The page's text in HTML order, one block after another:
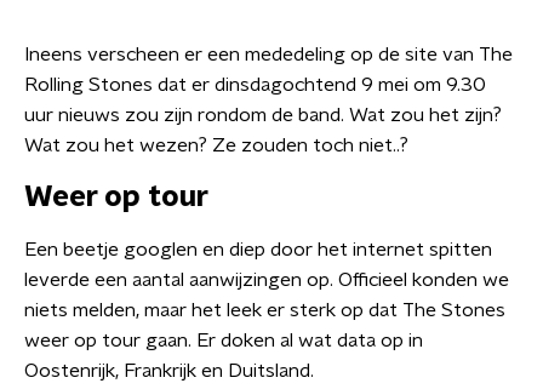
Ineens verscheen er een mededeling op de site van The
Rolling Stones dat er dinsdagochtend 9 mei om 9.30
uur nieuws zou zijn rondom de band. Wat zou het zijn?
Wat zou het wezen? Ze zouden toch niet..?
Weer op tour
Een beetje googlen en diep door het internet spitten
leverde een aantal aanwijzingen op. Officieel konden we
niets melden, maar het leek er sterk op dat The Stones
weer op tour gaan. Er doken al wat data op in
Oostenrijk, Frankrijk en Duitsland.